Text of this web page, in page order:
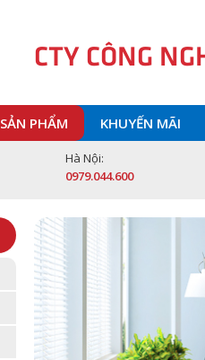
CTY CÔNG
SẢN PHẨM KHUYẾN MÃI
Hà Nội:
0979.044.600